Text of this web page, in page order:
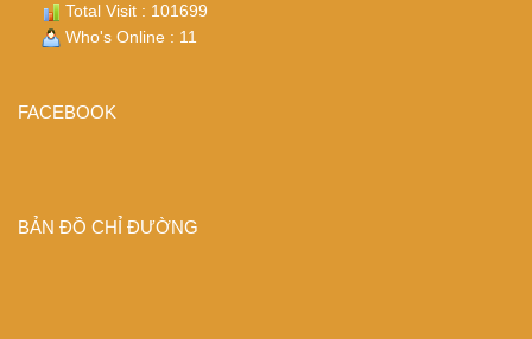
Total Visit : 101699
Who's Online : 11
FACEBOOK
BẢN ĐỒ CHỈ ĐƯỜNG